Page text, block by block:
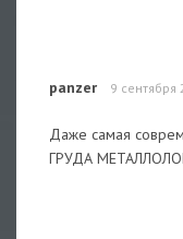
panzer 9
Даже самая
ГРУДА